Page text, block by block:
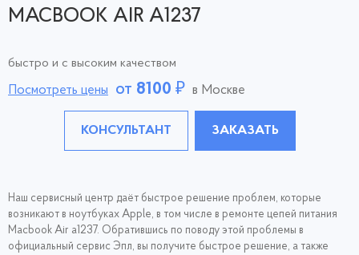
MACBOOK AIR A1237
быстро и с высоким качеством
Посмотреть цены от 8100 ₽ в Москве
КОНСУЛЬТАНТ ЗАКАЗАТЬ
Наш сервисный центр даёт быстрое решение проблем, которые
возникают в ноутбуках Apple, в том числе в ремонте цепей питания
Macbook Air a1237. Обратившись по поводу этой проблемы в
официальный сервис Эпл, вы получите быстрое решение, а также